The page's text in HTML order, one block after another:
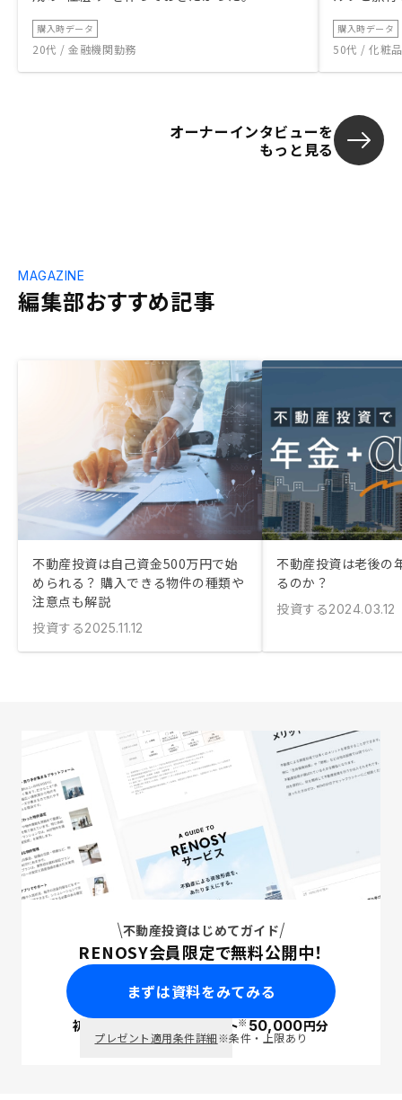
購入時データ
20代 / 金融機関勤務
購入時データ
50代 / 化粧
オーナーインタビューを
もっと見る
編集部おすすめ記事
MAGAZINE
不動産投資は自己資金500万円で始
められる？ 購入できる物件の種類や
注意点も解説
投資する2025.11.12
不動産投資は老後の
るのか？
投資する2024.03.12
不動産投資はじめてガイド
RENOSY会員限定で無料公開中！
まずは資料をみてみる
初回面談で ポイント※50,000円分
プレゼント適用条件詳細※条件・上限あり